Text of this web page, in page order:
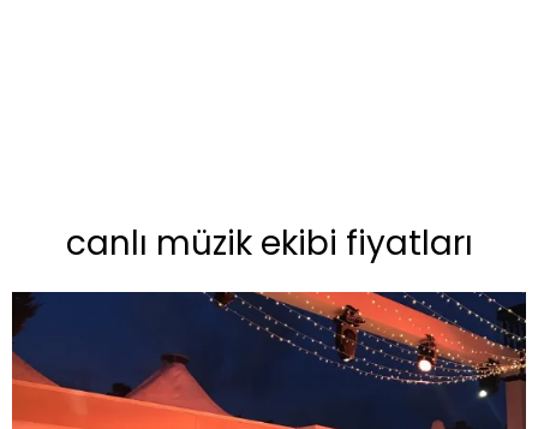
canlı müzik ekibi fiyatları